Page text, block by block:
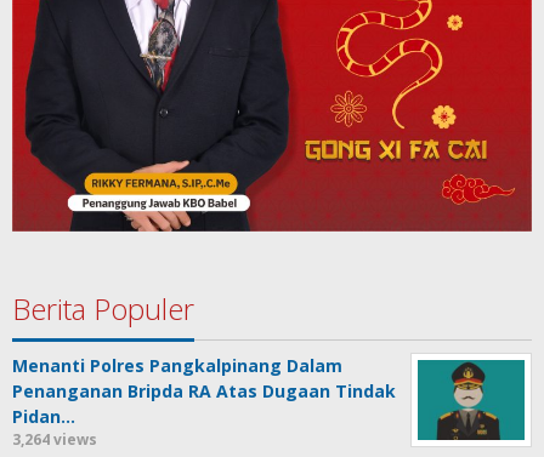
Berita Populer
Menanti Polres Pangkalpinang Dalam
Penanganan Bripda RA Atas Dugaan Tindak
Pidan…
3,264 views